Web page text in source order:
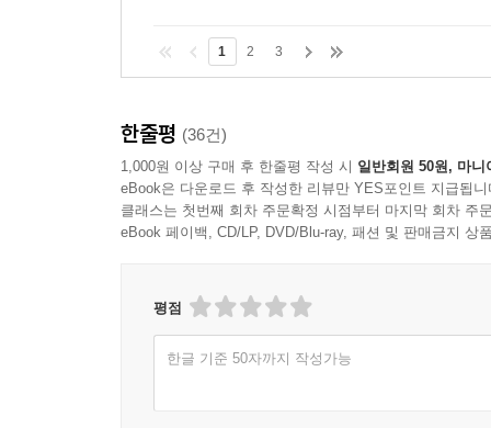
1 2 3
한줄평 (36건)
1,000원 이상 구매 후 한줄평 작성 시 일반회원 50원, 마니
eBook은 다운로드 후 작성한 리뷰만 YES포인트 지급됩니
클래스는 첫번째 회차 주문확정 시점부터 마지막 회차 주
eBook 페이백, CD/LP, DVD/Blu-ray, 패션 및 판매금지 상
평점
한글 기준 50자까지 작성가능